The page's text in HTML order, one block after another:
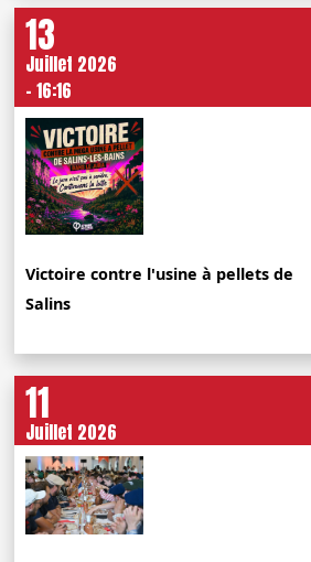
13
Juillet 2026
- 16:16
Victoire contre l'usine à pellets de
Salins
11
Juillet 2026